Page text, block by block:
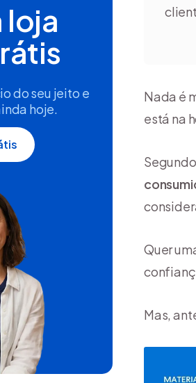
Nada é
está na
Quer
Mas,
loja
do seu jeito e
hoje.